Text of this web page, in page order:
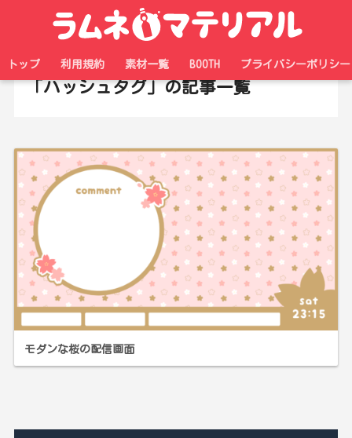
トップ 利用規約 素材一覧 BOOTH プライバシーポリシー
「ハッシュタグ」の記事一覧
モダンな桜の配信画面